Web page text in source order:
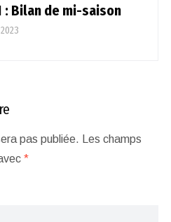
: Bilan de mi-saison
pas publiée. Les champs
*